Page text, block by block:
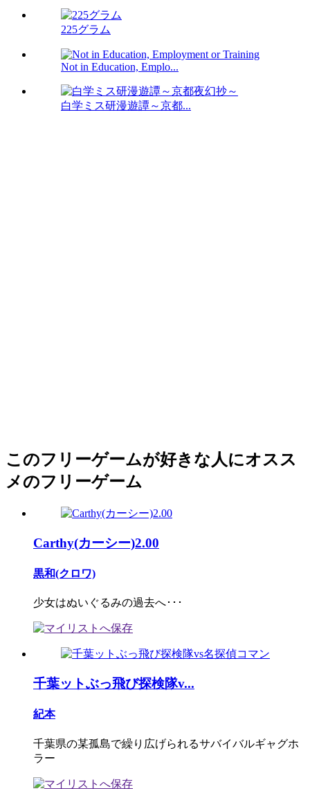
225グラム
Not in Education, Emplo...
白学ミス研漫遊譚～京都...
このフリーゲームが好きな人にオスス
メのフリーゲーム
Carthy(カーシー)2.00
黒和(クロワ)
少女はぬいぐるみの過去へ･･･
千葉ットぶっ飛び探検隊v...
紀本
千葉県の某孤島で繰り広げられるサバイバルギャグホ
ラー